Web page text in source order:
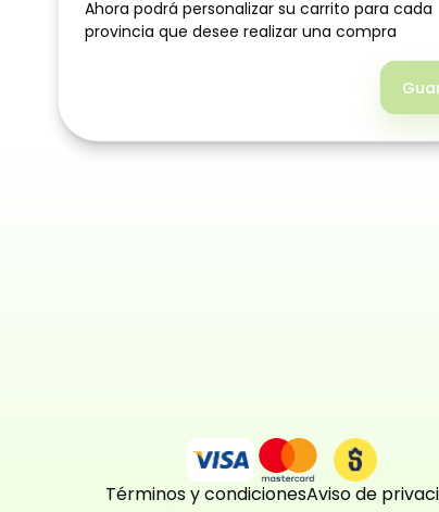
Términos y condicionesAviso de
Ahora podrá personalizar su carrito para cada
provincia que desee realizar una compra
Ahora podrá personalizar su carrito para cada
provincia que desee realizar una compra